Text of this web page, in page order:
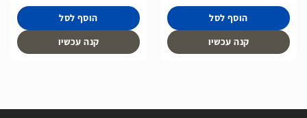
הוסף לסל
קנה עכשיו
הוסף לסל
קנה עכשיו